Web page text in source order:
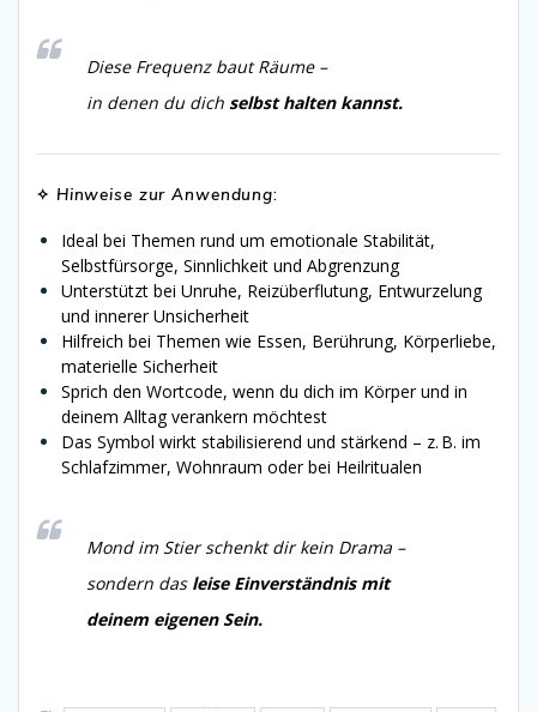
Diese Frequenz baut Räume –
in denen du dich selbst halten kannst.
✧ Hinweise zur Anwendung:
Ideal bei Themen rund um emotionale Stabilität,
Selbstfürsorge, Sinnlichkeit und Abgrenzung
Unterstützt bei Unruhe, Reizüberflutung, Entwurzelung
und innerer Unsicherheit
Hilfreich bei Themen wie Essen, Berührung, Körperliebe,
materielle Sicherheit
Sprich den Wortcode, wenn du dich im Körper und in
deinem Alltag verankern möchtest
Das Symbol wirkt stabilisierend und stärkend – z. B. im
Schlafzimmer, Wohnraum oder bei Heilritualen
Mond im Stier schenkt dir kein Drama –
sondern das leise Einverständnis mit
deinem eigenen Sein.